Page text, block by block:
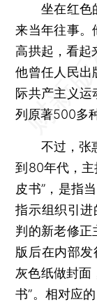
坐在红色的
来当年往事。
高拱起，看起
他曾任人民出
际共产主义运
列原著500多
不过，张惠
到80年代，主
皮书”，是指
指示组织引进
判的新老修正
版后在内部发
灰色纸做封面
书”。相对应